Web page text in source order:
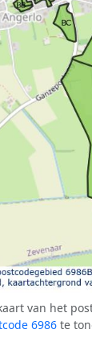
van het
6986 te